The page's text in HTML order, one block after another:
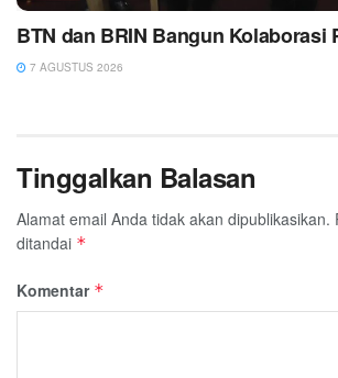
BTN dan BRIN Bangun Kolaborasi
7 AGUSTUS 2026
Tinggalkan Balasan
Alamat email Anda tidak akan dipublikasikan.
ditandai *
Komentar *